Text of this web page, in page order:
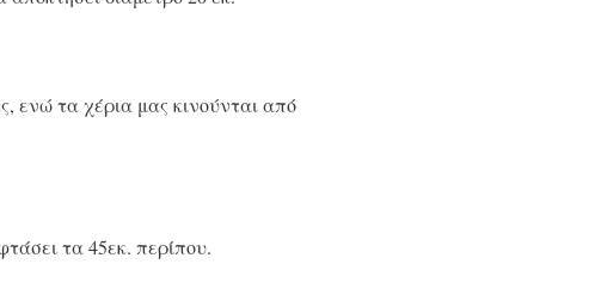
ενώ τα χέρια μας κινούνται από
τα 45εκ. περίπου.